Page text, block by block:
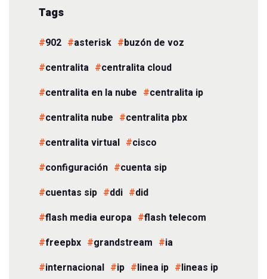
Tags
902 asterisk
buzón de voz
centralita
centralita cloud
centralita en la nube
centralita ip
centralita nube
centralita pbx
centralita virtual
cisco
configuración
cuenta sip
cuentas sip
ddi
did
flash media europa
flash telecom
freepbx
grandstream
ia
internacional
ip linea ip
lineas ip